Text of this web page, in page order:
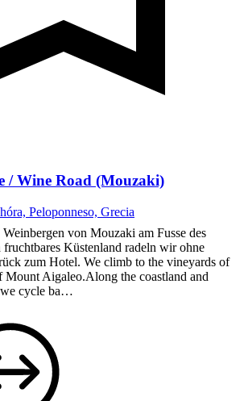
/ Wine Road (Mouzaki)
Peloponneso, Grecia
von Mouzaki am Fusse des
Küstenland radeln wir ohne
zum Hotel. We climb to the vineyards of
Aigaleo.Along the coastland and
cycle ba…